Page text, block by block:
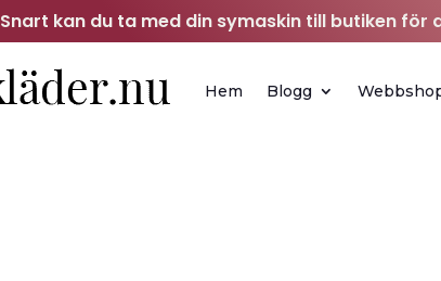
Snart kan du ta med din symaskin till butiken
Hem Blogg